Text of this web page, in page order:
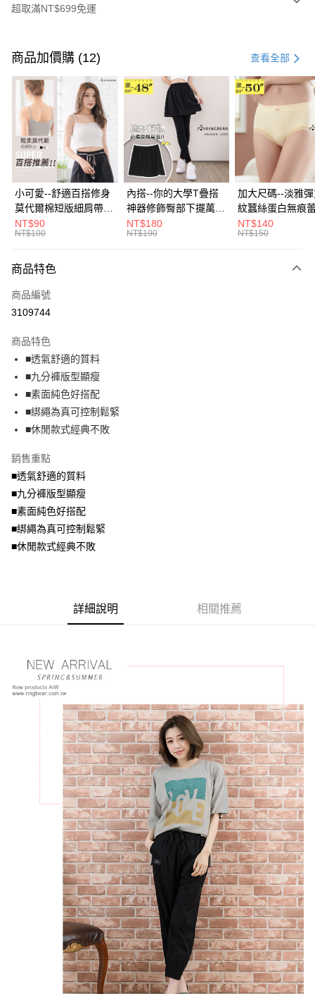
超取滿NT$699免運
信用卡一次付款
超商取貨付款
LINE Pay
Apple Pay
街口支付
悠遊付
Google Pay
全盈+PAY
大哥付你分期
【大哥付你分期使用說明】
1.本服務由台灣大哥大提供，台灣大哥大用戶可立即使用無須另外申請。
流程，驗證手機門號後，選擇欲分期的期數、繳款截止日，確認付款後即完
成交易。
3.實際核准額度、可分期數及費用金額請依後續交易確認頁面所載為準。
4.訂單成立30分鐘內，如未前往確認交易或遇審核未通過，訂單將自動取
法說明評估內容。
【繳款方式說明】
1.分期款項不併入電信帳單，「大哥付你分期」於每月結算日後寄送繳費提
醒簡訊。
帳／街口支付／iPASS MONEY」等通路繳費。
【注意事項】
1.本服務係由「台灣大哥大股份有限公司」（以下簡稱本公司）所提供，讓
用戶於交易時，得透過本服務購買商品或服務，並由商店將買賣／分期付款
買賣價金債權讓與本公司後，依約使用本公司帳單繳交帳款。
資料（包含姓名、電話或地址）提供予台灣大哥大進項蒐集、處理及利用，
AFTEE先享後付
【關於「AFTEE先享後付」】
AFTEE先享後付是「在收到商品之後才付款」的支付方式。 讓您購物簡單
便利好安心！
１．簡單：不需註冊會員、不需綁卡、不需儲值。
２．便利：只要手機號碼，簡訊認證，即可結帳。
３．安心：先確認商品／服務後，再付款。
【「AFTEE先享後付」結帳流程】
結帳頁面，進行簡訊認證並確認金額後，即可完成結帳。
３．收到繳費通知簡訊後14天內，點擊此簡訊中的連結，可透過四大超商／
ATM／網路銀行／等多元方式進行付款，方視為交易完成。
※ 請注意：結帳手續完成當下不需立刻繳費，但若您需要取消訂單，請聯絡
購買商品的店家。未經商家同意取消之訂單仍視為有效，需透過AFTEE先享
後付繳納相關費用。
※ 交易是否成功請以「AFTEE先享後付 」之結帳頁面顯示為準，若有關於
１．透過由恩沛科技股份有限公司提供之「AFTEE先享後付」服務完成之交
https://aftee.tw/terms/#terms3
３．未成年的使用者請事先徵得法定代理人或監護人之同意方可使用
「AFTEE先享後付」，若未經同意申辦者引起之損失，本公司不負相關責
任。
４．使用「AFTEE先享後付」時，將依據個別帳號之用戶狀況，依本公司即
時審查核予不同之上限額度；若仍有額度不足之情形，本公司將視審查結果
請求用戶進行身份認證。
５．嚴禁一人註冊多個帳號或使用他人資訊註冊。若發現惡意使用之情形，
恩沛科技股份有限公司將有權停止該用戶之使用額度並採取法律行動。
ATM付款
全家取貨付款
每筆NT$70，滿NT$699(含以上)免運費
付款後全家取貨
每筆NT$70，滿NT$699(含以上)免運費
7-11取貨付款
每筆NT$70，滿NT$799(含以上)免運費
付款後7-11取貨
每筆NT$100，滿NT$1,000(含以上)免運費
商品加價購 (12) 查看全部
小可愛--舒適百搭修身
莫代爾棉短版細肩帶素
色背心(白.黑.灰L-2L)-
U582眼圈熊中大尺碼
NT$90
NT$100
內搭--你的大學T疊搭
神器修飾臀部下擺萬用
內搭裙/遮臀裙(黑2L-
6L)-Q155眼圈熊中大
NT$180
NT$190
加大尺碼--淡雅
紋蠶絲蛋白無痕
角內褲(白.粉.藍.
3L)-L28眼圈熊中
NT$140
NT$150
商品特色
商品編號
3109744
商品特色
■透氣舒適的質料
■九分褲版型顯瘦
■素面純色好搭配
■綁繩為真可控制鬆緊
■休閒款式經典不敗
銷售重點
■透氣舒適的質料
■九分褲版型顯瘦
■素面純色好搭配
■綁繩為真可控制鬆緊
■休閒款式經典不敗
詳細說明 相關推薦